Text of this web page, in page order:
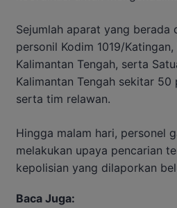
Sejumlah aparat yang berada
personil Kodim 1019/
Kalimantan Tengah, serta
Kalimantan Tengah sekitar
serta tim relawan.
Hingga malam hari, personel
melakukan upaya pencarian
kepolisian yang dilaporkan
Baca Juga: